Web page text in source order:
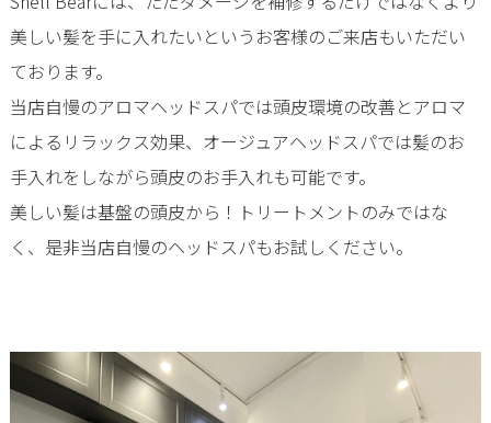
美しい髪を手に入れたいというお客様のご来店もいただい
ております。
当店自慢のアロマヘッドスパでは頭皮環境の改善とアロマ
によるリラックス効果、オージュアヘッドスパでは髪のお
手入れをしながら頭皮のお手入れも可能です。
美しい髪は基盤の頭皮から！トリートメントのみではな
く、是非当店自慢のヘッドスパもお試しください。